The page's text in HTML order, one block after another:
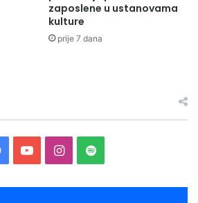
zaposlene u ustanovama
kulture
prije 7 dana
Facebook
YouTubeInstagram
Spotify